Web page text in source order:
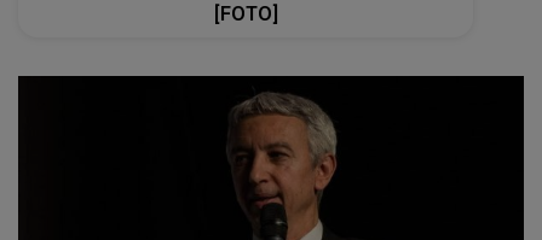
[FOTO]